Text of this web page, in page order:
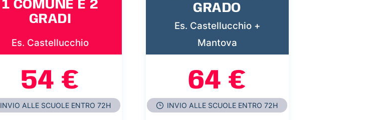
1 COMUNE E 2
GRADI
Es. Castellucchio
54 €
INVIO ALLE SCUOLE ENTRO 72H
GRADO
Es. Castellucchio +
Mantova
64 €
INVIO ALLE SCUOLE ENTRO 72H